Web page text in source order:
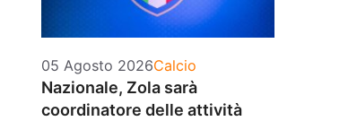
05 Agosto 2026Categorie
Calcio
Nazionale, Zola sarà
coordinatore delle attività